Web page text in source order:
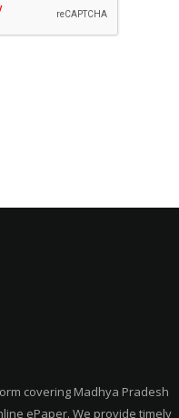
covering Madhya Pradesh
ePaper. We provide timely